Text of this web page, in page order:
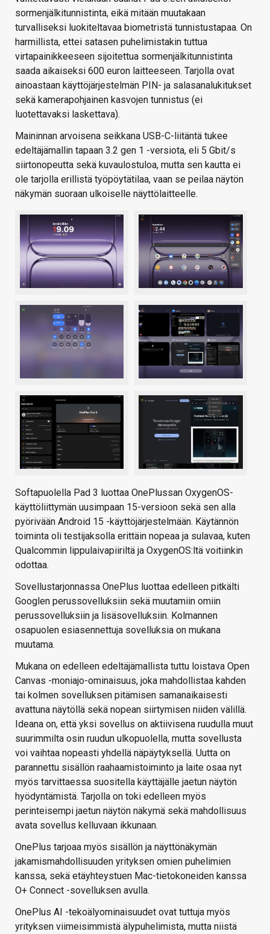
sormenjälkitunnistinta, eikä mitään muutakaan
turvalliseksi luokiteltavaa biometristä tunnistustapaa. On
harmillista, ettei satasen puhelimistakin tuttua
virtapainikkeeseen sijoitettua sormenjälkitunnistinta
saada aikaiseksi 600 euron laitteeseen. Tarjolla ovat
ainoastaan käyttöjärjestelmän PIN- ja salasanalukitukset
sekä kamerapohjainen kasvojen tunnistus (ei
luotettavaksi laskettava).
Maininnan arvoisena seikkana USB-C-liitäntä tukee
edeltäjämallin tapaan 3.2 gen 1 -versiota, eli 5 Gbit/s
siirtonopeutta sekä kuvaulostuloa, mutta sen kautta ei
ole tarjolla erillistä työpöytätilaa, vaan se peilaa näytön
näkymän suoraan ulkoiselle näyttölaitteelle.
Softapuolella Pad 3 luottaa OnePlussan OxygenOS-
käyttöliittymän uusimpaan 15-versioon sekä sen alla
pyörivään Android 15 -käyttöjärjestelmään. Käytännön
toiminta oli testijaksolla erittäin nopeaa ja sulavaa, kuten
Qualcommin lippulaivapiiriltä ja OxygenOS:ltä voitiinkin
odottaa.
Sovellustarjonnassa OnePlus luottaa edelleen pitkälti
Googlen perussovelluksiin sekä muutamiin omiin
perussovelluksiin ja lisäsovelluksiin. Kolmannen
osapuolen esiasennettuja sovelluksia on mukana
muutama.
Mukana on edelleen edeltäjämallista tuttu loistava Open
Canvas -moniajo-ominaisuus, joka mahdollistaa kahden
tai kolmen sovelluksen pitämisen samanaikaisesti
avattuna näytöllä sekä nopean siirtymisen niiden välillä.
Ideana on, että yksi sovellus on aktiivisena ruudulla muut
suurimmilta osin ruudun ulkopuolella, mutta sovellusta
voi vaihtaa nopeasti yhdellä näpäytyksellä. Uutta on
parannettu sisällön raahaamistoiminto ja laite osaa nyt
myös tarvittaessa suositella käyttäjälle jaetun näytön
hyödyntämistä. Tarjolla on toki edelleen myös
perinteisempi jaetun näytön näkymä sekä mahdollisuus
avata sovellus kelluvaan ikkunaan.
OnePlus tarjoaa myös sisällön ja näyttönäkymän
jakamismahdollisuuden yrityksen omien puhelimien
kanssa, sekä etäyhteystuen Mac-tietokoneiden kanssa
O+ Connect -sovelluksen avulla.
OnePlus AI -tekoälyominaisuudet ovat tuttuja myös
yrityksen viimeisimmistä älypuhelimista, mutta niistä